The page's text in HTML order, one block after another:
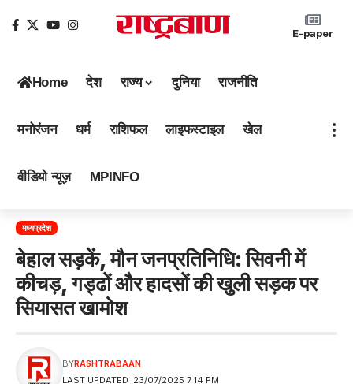
E-paper
Home देश राज्य दुनिया राजनीति
मनोरंजन धर्म राशिफल लाइफस्टाइल खेल
वीडियो न्यूज़ MPINFO
मध्यप्रदेश
बेहाल सड़कें, मौन जनप्रतिनिधि: सिवनी में
कीचड़, गड्ढों और हादसों की खुली सड़क पर
सियासत खामोश
LAST UPDATED: 23/07/2025 7:14 PM
BYRASHTRABAAN